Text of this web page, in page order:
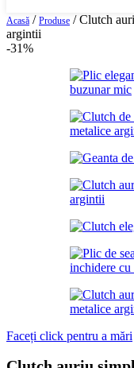
Acasă / Produse /Clutch
argintii
-31%
Faceți click pentru a mări